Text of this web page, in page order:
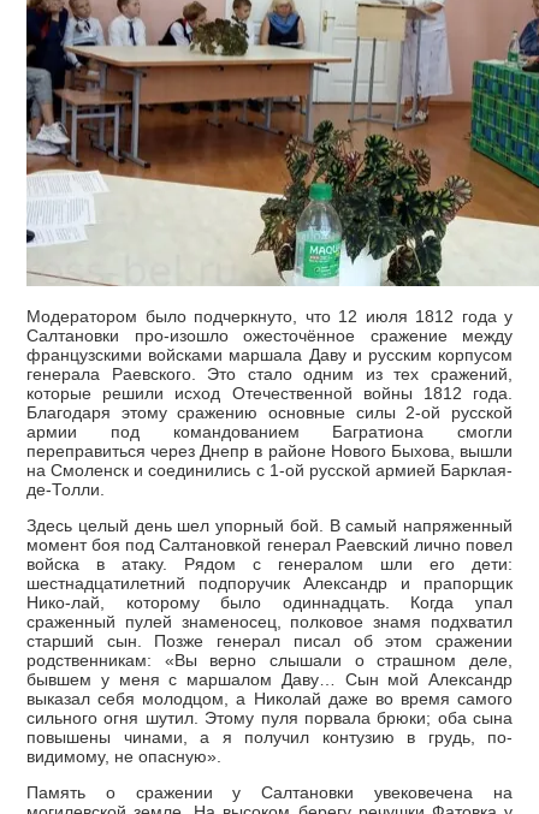
Модератором было подчеркнуто, что 12 июля 1812 года у
Салтановки про-изошло ожесточённое сражение между
французскими войсками маршала Даву и русским корпусом
генерала Раевского. Это стало одним из тех сражений,
которые решили исход Отечественной войны 1812 года.
Благодаря этому сражению основные силы 2-ой русской
армии под командованием Багратиона смогли
переправиться через Днепр в районе Нового Быхова, вышли
на Смоленск и соединились с 1-ой русской армией Барклая-
де-Толли.
Здесь целый день шел упорный бой. В самый напряженный
момент боя под Салтановкой генерал Раевский лично повел
войска в атаку. Рядом с генералом шли его дети:
шестнадцатилетний подпоручик Александр и прапорщик
Нико-лай, которому было одиннадцать. Когда упал
сраженный пулей знаменосец, полковое знамя подхватил
старший сын. Позже генерал писал об этом сражении
родственникам: «Вы верно слышали о страшном деле,
бывшем у меня с маршалом Даву… Сын мой Александр
выказал себя молодцом, а Николай даже во время самого
сильного огня шутил. Этому пуля порвала брюки; оба сына
повышены чинами, а я получил контузию в грудь, по-
видимому, не опасную».
Память о сражении у Салтановки увековечена на